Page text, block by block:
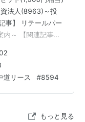
資法人(8963)～投
事】 リテールパー
内～ 【関連記事】
りがとうございま
す。 中小型バリュ
兼業投資家とし
いていました。 今
道リース #8594
もっと見る